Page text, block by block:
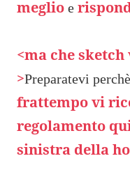
meglio e
<ma che
>Preparatevi
frattempo vi
regolamento
sinistra della